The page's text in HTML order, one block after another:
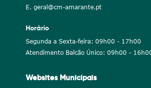
E. geral@cm-amarante.pt
Horário
Segunda a Sexta-feira: 09h00 - 17h00
Atendimento Balcão Único: 09h00 -
Websites Municipais